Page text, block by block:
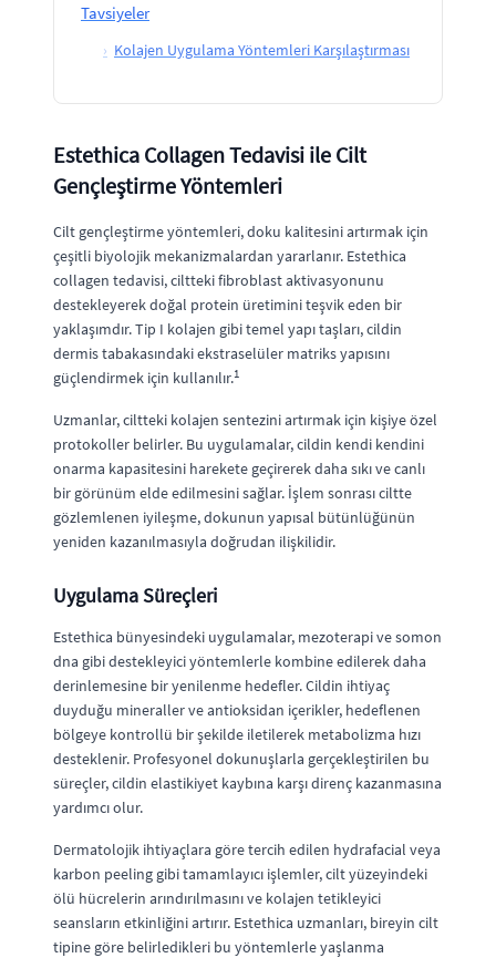
Tavsiyeler
› Kolajen Uygulama Yöntemleri Karşılaştırması
Estethica Collagen Tedavisi ile Cilt
Gençleştirme Yöntemleri
Cilt gençleştirme yöntemleri, doku kalitesini artırmak için
çeşitli biyolojik mekanizmalardan yararlanır. Estethica
collagen tedavisi, ciltteki fibroblast aktivasyonunu
destekleyerek doğal protein üretimini teşvik eden bir
yaklaşımdır. Tip I kolajen gibi temel yapı taşları, cildin
dermis tabakasındaki ekstraselüler matriks yapısını
güçlendirmek için kullanılır.1
Uzmanlar, ciltteki kolajen sentezini artırmak için kişiye özel
protokoller belirler. Bu uygulamalar, cildin kendi kendini
onarma kapasitesini harekete geçirerek daha sıkı ve canlı
bir görünüm elde edilmesini sağlar. İşlem sonrası ciltte
gözlemlenen iyileşme, dokunun yapısal bütünlüğünün
yeniden kazanılmasıyla doğrudan ilişkilidir.
Uygulama Süreçleri
Estethica bünyesindeki uygulamalar, mezoterapi ve somon
dna gibi destekleyici yöntemlerle kombine edilerek daha
derinlemesine bir yenilenme hedefler. Cildin ihtiyaç
duyduğu mineraller ve antioksidan içerikler, hedeflenen
bölgeye kontrollü bir şekilde iletilerek metabolizma hızı
desteklenir. Profesyonel dokunuşlarla gerçekleştirilen bu
süreçler, cildin elastikiyet kaybına karşı direnç kazanmasına
yardımcı olur.
Dermatolojik ihtiyaçlara göre tercih edilen hydrafacial veya
karbon peeling gibi tamamlayıcı işlemler, cilt yüzeyindeki
ölü hücrelerin arındırılmasını ve kolajen tetikleyici
seansların etkinliğini artırır. Estethica uzmanları, bireyin cilt
tipine göre belirledikleri bu yöntemlerle yaşlanma